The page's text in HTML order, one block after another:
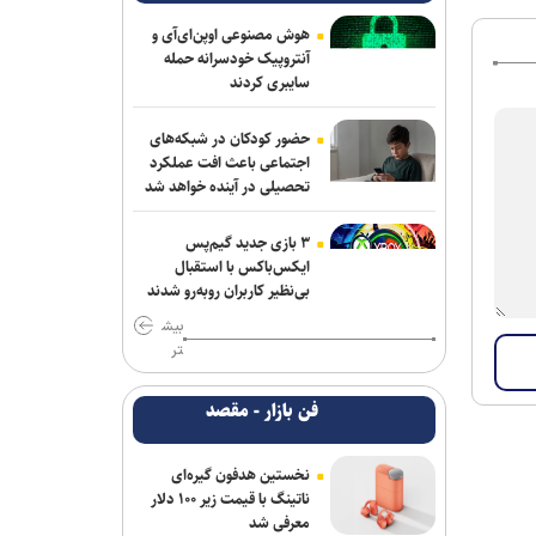
ترامپ با تهدید افشاگران، بحران مهمات
آمریکا را انکار کرد
بیانیۀ خانواده شهید لاریجانی دربارۀ
گمانه‌زنی‌های رسانه‌ای
هلاکت اعضای یک تیم تروریستی در
سیستان‌وبلوچستان
آتلانتیک: دستاوردهای انتخاباتی ترامپ در
حال از بین رفتن است
حمله یک شهپاد به یک کشتی در نزدیکی
باب‌المندب
فایننشال‌تایمز: توافق احتمالی آمریکا و ایران
اهداف اولیه ترامپ را محقق نمی‌کند
وزارت اطلاعات: ۲۱ مزدور موساد و ۴ شرور
مسلح در کرمان بازداشت شدند
هوش مصنوعی اوپن‌ای‌آی و
آنتروپیک خودسرانه حمله
سایبری کردند
حضور کودکان در شبکه‌های
اجتماعی باعث افت عملکرد
تحصیلی در آینده خواهد شد
۳ بازی جدید گیم‌پس
ایکس‌باکس با استقبال
بی‌نظیر کاربران روبه‌رو شدند
بیش
تر
فن بازار - مقصد
نخستین هدفون گیره‌ای
ناتینگ با قیمت زیر ۱۰۰ دلار
معرفی شد